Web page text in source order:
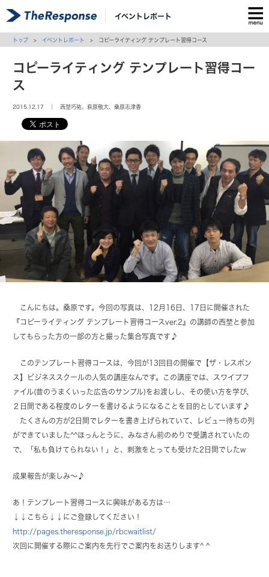
イベントレポート
トップ > イベントレポート > コピーライティング テンプレート習得コース
コピーライティング テンプレート習得コー
ス
2015.12.17 ｜ 西埜巧祐、萩原敬大、桑原志津香
こんにちは。桑原です。今回の写真は、12月16日、17日に開催された
『コピーライティング テンプレート習得コースver.2』の講師の西埜と参加
してもらった方の一部の方と撮った集合写真です♪
このテンプレート習得コースは、今回が13回目の開催で【ザ・レスポン
ス】ビジネススクールの人気の講座なんです。この講座では、スワイプフ
ァイル(昔のうまくいった広告のサンプル)をお渡しし、その使い方を学び、
２日間である程度のレターを書けるようになることを目的としています♪
たくさんの方が2日間でレターを書き上げられていて、レビュー待ちの列
ができていました^^ほっんとうに、みなさん前のめりで受講されていたの
で、「私も負けてられない！」と、刺激をとっても受けた2日間でしたw
成果報告が楽しみ〜♪
あ！テンプレート習得コースに興味がある方は…
↓↓こちら↓↓にご登録してください！
http://pages.theresponse.jp/rbcwaitlist/
次回に開催する際にご案内を先行でご案内をお送りします^ ^